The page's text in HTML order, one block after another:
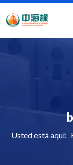
Usted está aquí: